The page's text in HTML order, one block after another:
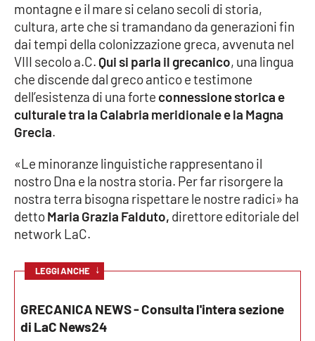
Good Morning Vietnam
Parchi Marini Calabria
Leggendo Alvaro insieme
Imprese Di Calabria
Venti di comunicazione
STREAMING
LaC TV
LaC Network
montagne e il mare si celano secoli di storia,
cultura, arte che si tramandano da generazioni fin
dai tempi della colonizzazione greca, avvenuta nel
VIII secolo a.C.Qui si parla il grecanico, una lingua
che discende dal greco antico e testimone
dell’esistenza di una forte connessione storica e
culturale tra la Calabria meridionale e la Magna
Grecia.
«Le minoranze linguistiche rappresentano il
nostro Dna e la nostra storia. Per far risorgere la
nostra terra bisogna rispettare le nostre radici» ha
dettoMaria Grazia Falduto, direttore editoriale del
network LaC.
LEGGI ANCHE ↓
GRECANICA NEWS - Consulta l'intera sezione
di LaC News24